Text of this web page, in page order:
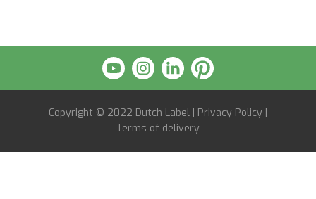
Copyright © 2022 Dutch Label | Privacy Policy |
Terms of delivery